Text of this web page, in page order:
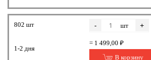
802 шт
1-2 дня
- шт +
= 1 499,00 ₽
В корзину